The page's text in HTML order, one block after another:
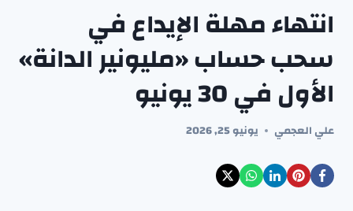
انتهاء مهلة الإيداع في
سحب حساب «مليونير الدانة»
الأول في 30 يونيو
علي العجمي يونيو 25, 2026